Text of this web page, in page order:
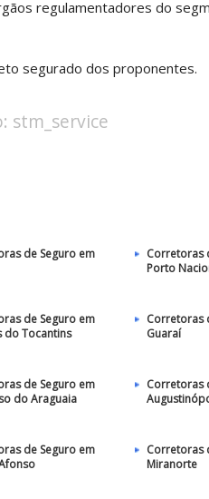
regulamentadores do
segurado dos proponentes.
stm_service
de Seguro em
Corretoras
Porto
de Seguro em
do Tocantins
Corretoras
Guaraí
de Seguro em
do Araguaia
Corretoras
de Seguro em
Corretoras
Miranorte